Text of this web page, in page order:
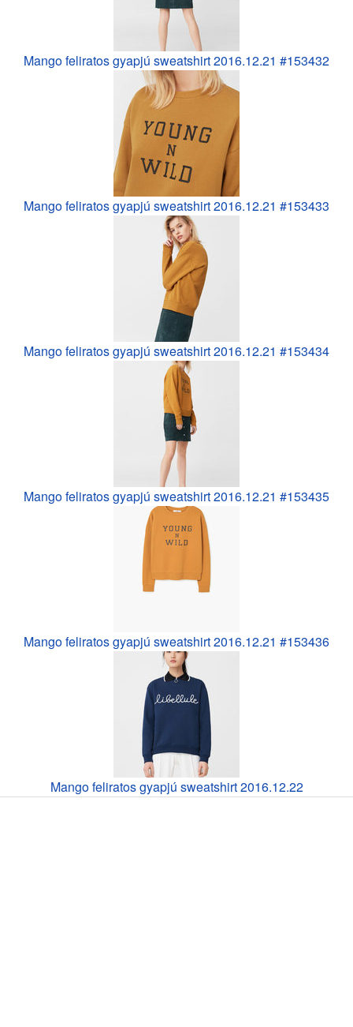
Mango feliratos gyapjú sweatshirt 2016.12.21 #153432
Mango feliratos gyapjú sweatshirt 2016.12.21 #153433
Mango feliratos gyapjú sweatshirt 2016.12.21 #153434
Mango feliratos gyapjú sweatshirt 2016.12.21 #153435
Mango feliratos gyapjú sweatshirt 2016.12.21 #153436
Mango feliratos gyapjú sweatshirt 2016.12.22